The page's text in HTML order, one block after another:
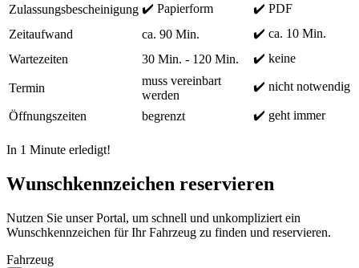
Zulassungsbescheinigung ✔️ Papierform
✔️ PDF
Zeitaufwand
ca. 90 Min.
✔️ ca. 10 Min.
Wartezeiten
30 Min. - 120 Min. ✔️ keine
Termin
muss vereinbart
werden
✔️ nicht notwendig
Öffnungszeiten begrenzt ✔️ geht immer
In 1 Minute erledigt!
Wunschkennzeichen reservieren
Nutzen Sie unser Portal, um schnell und unkompliziert ein
Wunschkennzeichen für Ihr Fahrzeug zu finden und reservieren.
Fahrzeug